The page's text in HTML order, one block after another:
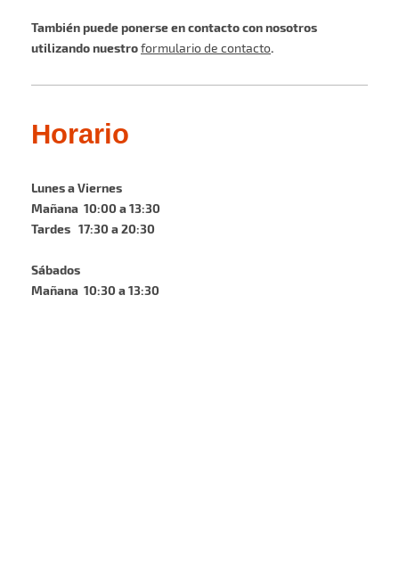
También puede ponerse en contacto con nosotros
utilizando nuestroformulario de contacto.
Horario
Lunes a Viernes
Mañana 10:00 a 13:30
Tardes 17:30 a 20:30
Sábados
Mañana 10:30 a 13:30